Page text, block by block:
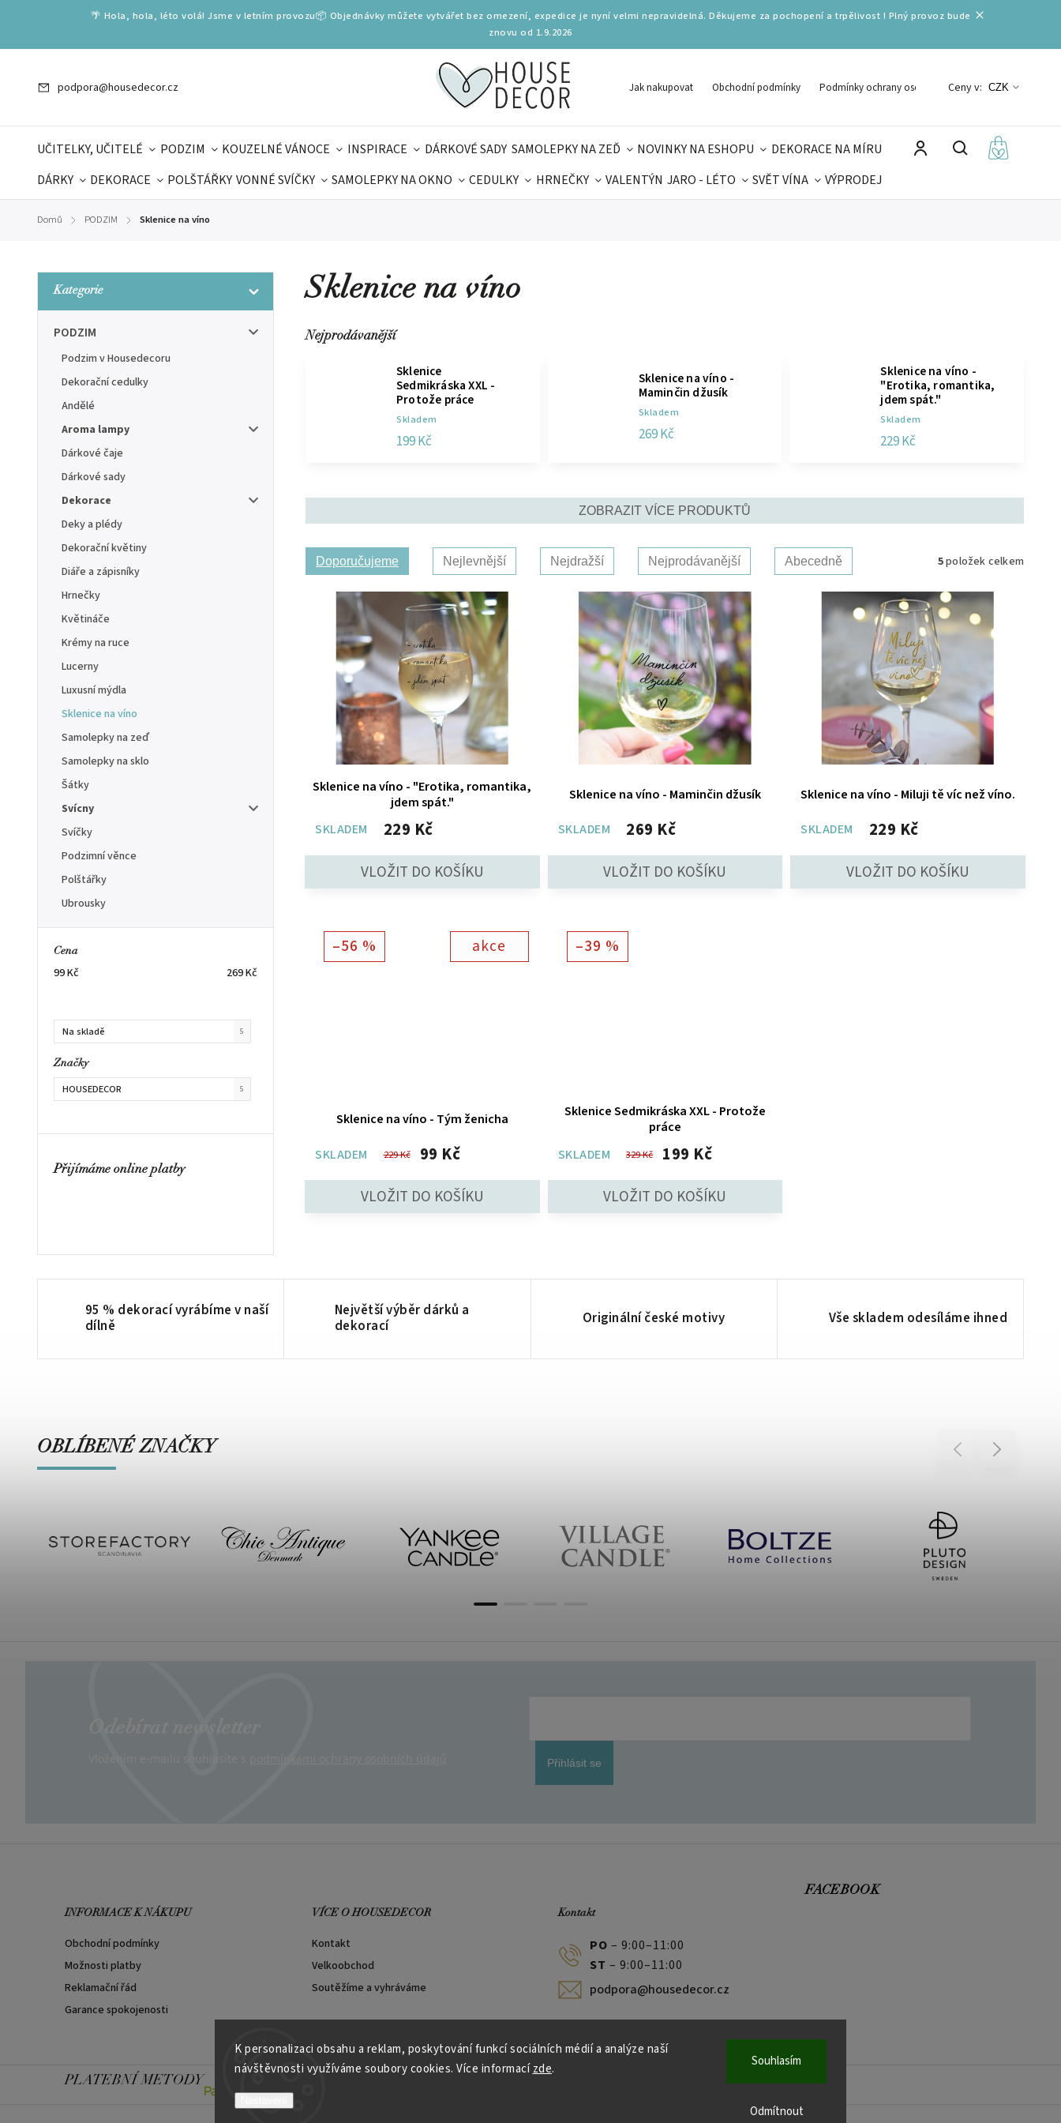
K personalizaci obsahu a reklam, poskytování funkcí sociálních médií a analýze naší
návštěvnosti využíváme soubory cookies. Více informacízde.
Odmítnout
Souhlasím
🌴 Hola, hola, léto volá! Jsme v letním provozu📦 Objednávky můžete vytvářet bez omezení, expedice je nyní velmi nepravidelná. Děkujeme za pochopení a trpělivost ! Plný provoz bude
znovu od 1.9.2026
podpora@housedecor.cz Jak nakupovat Obchodní podmínky Podmínky ochrany osobních údajů
Ceny v: CZK
UČITELKY, UČITELÉ PODZIM KOUZELNÉ VÁNOCE INSPIRACE DÁRKOVÉ SADY SAMOLEPKY NA ZEĎ NOVINKY NA ESHOPU
DEKORACE NA MÍRU
DÁRKY
DEKORACE POLŠTÁŘKY VONNÉ SVÍČKY SAMOLEPKY NA OKNO CEDULKY HRNEČKY VALENTÝN JARO - LÉTO SVĚT VÍNA
VÝPRODEJ
Domů / PODZIM / Sklenice na víno
Kategorie
PODZIM
Podzim v Housedecoru
Dekorační cedulky
Andělé
Aroma lampy
Dárkové čaje
Dárkové sady
Dekorace
Deky a plédy
Dekorační květiny
Diáře a zápisníky
Hrnečky
Květináče
Krémy na ruce
Lucerny
Luxusní mýdla
Sklenice na víno
Samolepky na zeď
Samolepky na sklo
Šátky
Svícny
Svíčky
Podzimní věnce
Polštářky
Ubrousky
Cena
99Kč 269Kč
Na skladě 5
Značky
HOUSEDECOR 5
Přijímáme online platby
Sklenice na víno
Nejprodávanější
Sklenice
Sedmikráska XXL -
Protože práce
Skladem
199 Kč
Sklenice na víno -
Maminčin džusík
Skladem
269 Kč
Sklenice na víno -
"Erotika, romantika,
jdem spát."
Skladem
229 Kč
ZOBRAZIT VÍCE PRODUKTŮ
Doporučujeme Nejlevnější Nejdražší Nejprodávanější Abecedně 5položek celkem
Sklenice na víno - "Erotika, romantika,
jdem spát."
SKLADEM
229 Kč
Sklenice na víno - Maminčin džusík
SKLADEM 269 Kč
Sklenice na víno - Miluji tě víc než víno.
SKLADEM 229 Kč
akce
–56 %
Sklenice na víno - Tým ženicha
SKLADEM 229 Kč 99 Kč
–39 %
Sklenice Sedmikráska XXL - Protože
práce
SKLADEM
329 Kč 199 Kč
95 % dekorací vyrábíme v naší
dílně
Největší výběr dárků a
dekorací
Originální české motivy Vše skladem odesíláme ihned
OBLÍBENÉ ZNAČKY Previous Next
Přihlásit se
INFORMACE K NÁKUPU
Obchodní podmínky
Možnosti platby
Reklamační řád
Garance spokojenosti
VÍCE O HOUSEDECOR
Kontakt
Velkoobchod
Soutěžíme a vyhráváme
Kontakt
PO – 9:00–11:00
ST – 9:00–11:00
podpora@housedecor.cz
FACEBOOK
PLATEBNÍ METODY